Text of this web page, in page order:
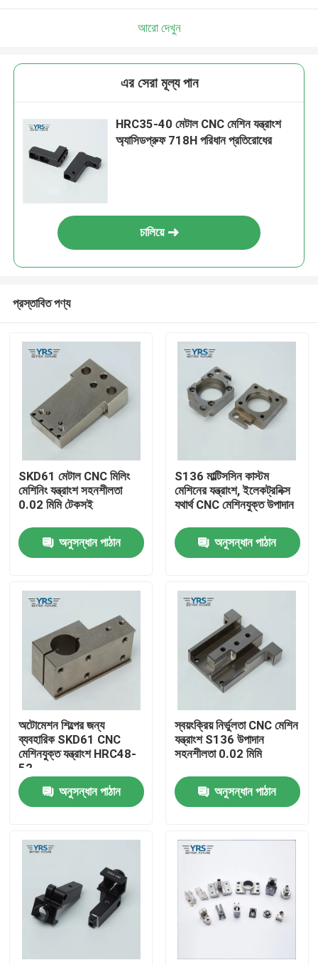
বাড়ি
পণ্য
আমাদের সম্পর্কে
কারখানা ভ্রমণ
মান নিয়ন্ত্রণ
যোগাযোগ করুন
নির্ভুলতা মেশিন অংশ
সিএনসি মেশিনযুক্ত অংশ
আরো দেখুন
এর সেরা মূল্য পান
HRC35-40 মেটাল CNC মেশিন যন্ত্রাংশ
অ্যাসিডপ্রুফ 718H পরিধান প্রতিরোধের
চালিয়ে
প্রস্তাবিত পণ্য
SKD61 মেটাল CNC মিলিং
মেশিনিং যন্ত্রাংশ সহনশীলতা
0.02 মিমি টেকসই
অনুসন্ধান পাঠান
S136 মাল্টিসসিন কাস্টম
মেশিনের যন্ত্রাংশ, ইলেকট্রনিক্স
যথার্থ CNC মেশিনযুক্ত উপাদান
অনুসন্ধান পাঠান
অটোমেশন শিল্পের জন্য
ব্যবহারিক SKD61 CNC
মেশিনযুক্ত যন্ত্রাংশ HRC48-
52
অনুসন্ধান পাঠান
স্বয়ংক্রিয় নির্ভুলতা CNC মেশিন
যন্ত্রাংশ S136 উপাদান
সহনশীলতা 0.02 মিমি
অনুসন্ধান পাঠান